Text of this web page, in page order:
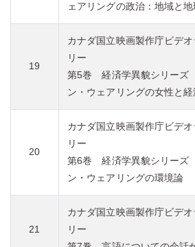
ェアリングの政治：地域と地
19
カナダ国立映画製作庁ビデオ
リー
第5巻 経済学異貌シリーズ
ン・ウェアリングの女性と経
20
カナダ国立映画製作庁ビデオ
リー
第6巻 経済学異貌シリーズ
ン・ウェアリングの環境論
21
カナダ国立映画製作庁ビデオ
リー